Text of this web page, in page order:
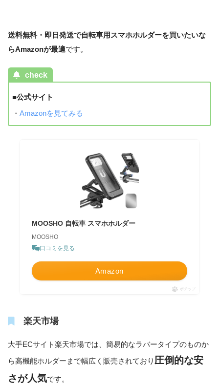
送料無料・即日発送で自転車用スマホホルダーを買いたいな
らAmazonが最適です。
check
■公式サイト
・Amazonを見てみる
MOOSHO 自転車 スマホホルダー
MOOSHO
口コミを見る
Amazon
ポチップ
楽天市場
大手ECサイト楽天市場では、簡易的なラバータイプのものか
ら高機能ホルダーまで幅広く販売されており 圧倒的な安
さが人気です。